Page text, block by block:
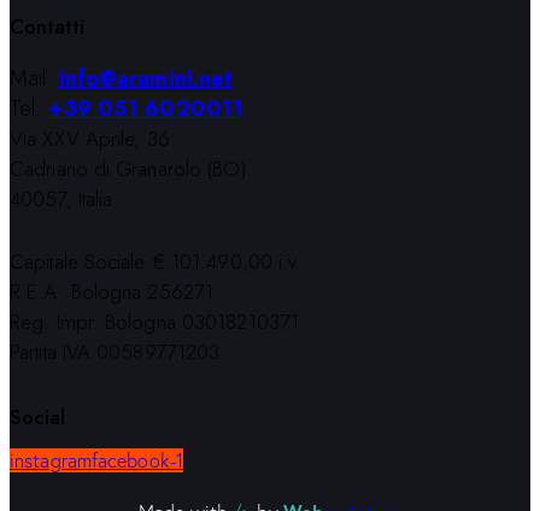
Contatti
Mail: info@aramini.net
Tel: +39 051 6020011
Via XXV Aprile, 36
Cadriano di Granarolo (BO)
40057, Italia
Capitale Sociale € 101.490,00 i.v.
R.E.A. Bologna 256271
Reg. Impr. Bologna 03018210371
Partita IVA 00589771203
Social
instagramfacebook-1